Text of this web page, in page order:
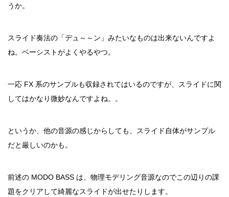
うか。
スライド奏法の「デュ～～ン」みたいなものは出来ないんですよ
ね。ベーシストがよくやるやつ。
一応 FX 系のサンプルも収録されてはいるのですが、スライドに関
してはかなり微妙なんですよね。。
というか、他の音源の感じからしても、スライド自体がサンプル
だと厳しいのかも。
前述の MODO BASS は、物理モデリング音源なのでこの辺りの課
題をクリアして綺麗なスライドが出せたりします。